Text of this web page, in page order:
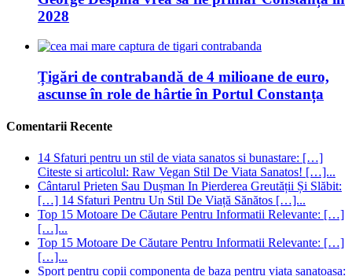
14 Sfaturi pentru un stil de viata sanatos si bunastare: […]
Cântarul Prieten Sau Dușman In Pierderea Greutății Și Slăbit:
[…] 14 Sfaturi Pentru Un Stil De Viață Sănătos […]...
Top 15 Motoare De Căutare Pentru Informatii Relevante: […]
[…]...
Top 15 Motoare De Căutare Pentru Informatii Relevante: […]
Sport pentru copii componenta de baza pentru viata sanatoasa:
Informatii verificate:Ca Sa Stii!-Sitemap!
© Copyright 2026, Toate Drepturile Rezervate!